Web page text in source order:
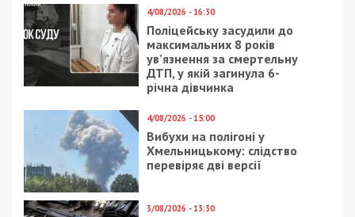
4/08/2026 - 16:30
Поліцейську засудили до
максимальних 8 років
ув’язнення за смертельну
ДТП, у якій загинула 6-
річна дівчинка
4/08/2026 - 15:00
Вибухи на полігоні у
Хмельницькому: слідство
перевіряє дві версії
3/08/2026 - 13:30